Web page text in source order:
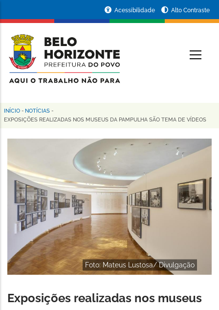
conteúdo
principal
da
Prefeitura
de
Horizonte
Acessibilidade Alto Contraste
Trilha
INÍCIO - NOTÍCIAS -
EXPOSIÇÕES REALIZADAS NOS MUSEUS DA PAMPULHA SÃO TEMA DE VÍDEOS
Foto: Mateus Lustosa/ Divulgação
Exposições realizadas nos museus